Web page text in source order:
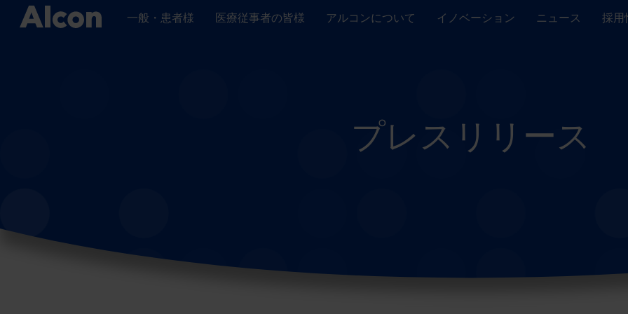
main
一般・患者様 医療従事者の皆様 アルコンについて イノベーション ニュース 採用
プレスリリース